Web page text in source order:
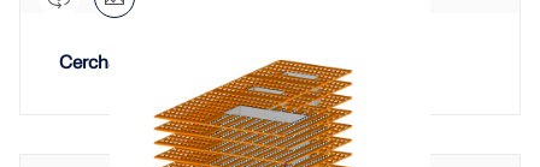
Cercha de madera